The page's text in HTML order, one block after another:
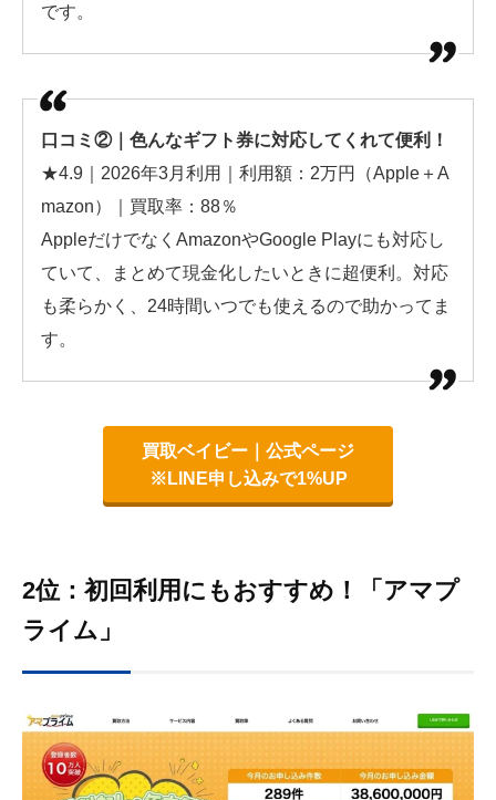
です。
口コミ②｜色んなギフト券に対応してくれて便利！
★4.9｜2026年3月利用｜利用額：2万円（Apple＋A
mazon）｜買取率：88％
AppleだけでなくAmazonやGoogle Playにも対応し
ていて、まとめて現金化したいときに超便利。対応
も柔らかく、24時間いつでも使えるので助かってま
す。
買取ベイビー｜公式ページ
※LINE申し込みで1%UP
2位：初回利用にもおすすめ！「アマプ
ライム」